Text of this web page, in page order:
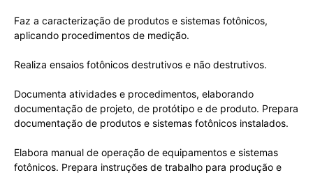
Faz a caracterização de produtos e sistemas fotônicos,
aplicando procedimentos de medição.
Realiza ensaios fotônicos destrutivos e não destrutivos.
Documenta atividades e procedimentos, elaborando
documentação de projeto, de protótipo e de produto. Prepara
documentação de produtos e sistemas fotônicos instalados.
Elabora manual de operação de equipamentos e sistemas
fotônicos. Prepara instruções de trabalho para produção e